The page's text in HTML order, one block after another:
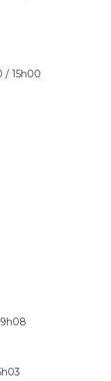
/ 15h00